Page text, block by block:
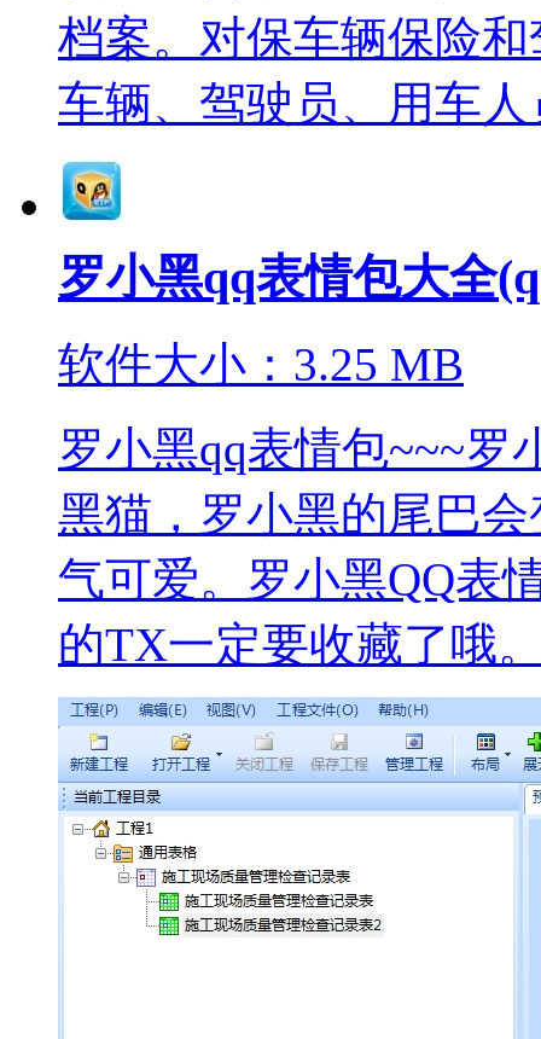
档案。对保车辆保险
车辆、驾驶员、用车人
罗小黑qq表情包大全
软件大小：3.25 MB
罗小黑qq表情包~~~
黑猫，罗小黑的尾巴
气可爱。罗小黑QQ表
的TX一定要收藏了哦